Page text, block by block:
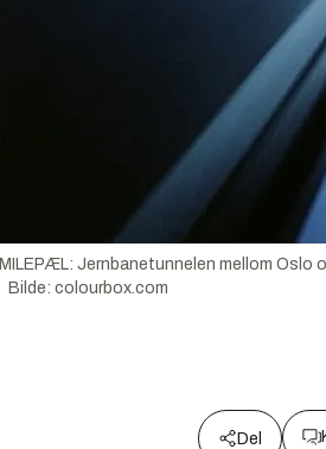
MILEPÆL: Jernbanetunnelen mellom Oslo
Bilde: colourbox.com
Del